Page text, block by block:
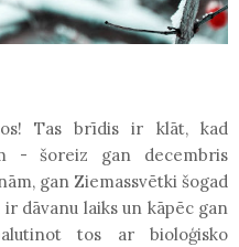
Tas brīdis ir klāt, kad
- šoreiz gan decembris
gan Ziemassvētki šogad
dāvanu laiks un kāpēc gan
tos ar bioloģisko